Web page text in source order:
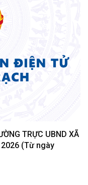
TRỰC UBND XÃ
2026 (Từ ngày